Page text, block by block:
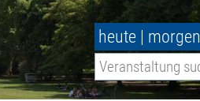
heute | morgen